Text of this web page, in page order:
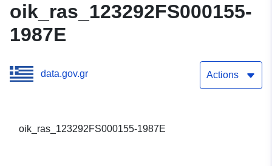
oik_ras_123292FS000155-
1987E
data.gov.gr Actions
oik_ras_123292FS000155-1987E